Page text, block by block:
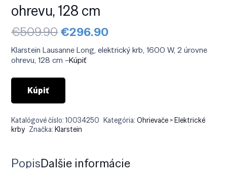
ohrevu, 128 cm
€509.90Pôvodná
cena
bola:
€509.90.
€296.90Aktuálna
je:
Klarstein Lausanne Long, elektrický krb, 1600 W, 2 úrovne
ohrevu, 128 cm –Kúpiť
Kúpiť
Katalógové číslo:10034250 Kategória:Ohrievače > Elektrické
krby Značka:Klarstein
PopisĎalšie informácie